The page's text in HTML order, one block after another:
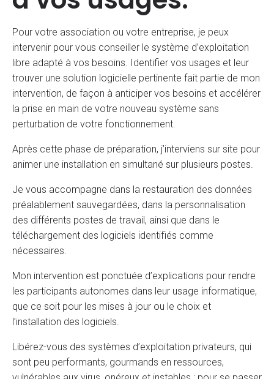
Pour votre association ou votre entreprise, je peux
intervenir pour vous conseiller le système d’exploitation
libre adapté à vos besoins. Identifier vos usages et leur
trouver une solution logicielle pertinente fait partie de mon
intervention, de façon à anticiper vos besoins et accélérer
la prise en main de votre nouveau système sans
perturbation de votre fonctionnement.
Après cette phase de préparation, j’interviens sur site pour
animer une installation en simultané sur plusieurs postes.
Je vous accompagne dans la restauration des données
préalablement sauvegardées, dans la personnalisation
des différents postes de travail, ainsi que dans le
téléchargement des logiciels identifiés comme
nécessaires.
Mon intervention est ponctuée d’explications pour rendre
les participants autonomes dans leur usage informatique,
que ce soit pour les mises à jour ou le choix et
l’installation des logiciels.
Libérez-vous des systèmes d’exploitation privateurs, qui
sont peu performants, gourmands en ressources,